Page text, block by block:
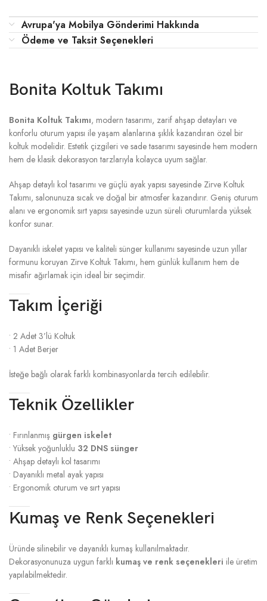
Avrupa'ya Mobilya Gönderimi Hakkında
Ödeme ve Taksit Seçenekleri
Bonita Koltuk Takımı
Bonita Koltuk Takımı, modern tasarımı, zarif ahşap detayları ve
konforlu oturum yapısı ile yaşam alanlarına şıklık kazandıran özel bir
koltuk modelidir. Estetik çizgileri ve sade tasarımı sayesinde hem modern
hem de klasik dekorasyon tarzlarıyla kolayca uyum sağlar.
Ahşap detaylı kol tasarımı ve güçlü ayak yapısı sayesinde Zirve Koltuk
Takımı, salonunuza sıcak ve doğal bir atmosfer kazandırır. Geniş oturum
alanı ve ergonomik sırt yapısı sayesinde uzun süreli oturumlarda yüksek
konfor sunar.
Dayanıklı iskelet yapısı ve kaliteli sünger kullanımı sayesinde uzun yıllar
formunu koruyan Zirve Koltuk Takımı, hem günlük kullanım hem de
misafir ağırlamak için ideal bir seçimdir.
Takım İçeriği
• 2 Adet 3’lü Koltuk
• 1 Adet Berjer
İsteğe bağlı olarak farklı kombinasyonlarda tercih edilebilir.
Teknik Özellikler
• Fırınlanmış gürgen iskelet
• Yüksek yoğunluklu 32 DNS sünger
• Ahşap detaylı kol tasarımı
• Dayanıklı metal ayak yapısı
• Ergonomik oturum ve sırt yapısı
Kumaş ve Renk Seçenekleri
Üründe silinebilir ve dayanıklı kumaş kullanılmaktadır.
Dekorasyonunuza uygun farklı kumaş ve renk seçenekleri ile üretim
yapılabilmektedir.